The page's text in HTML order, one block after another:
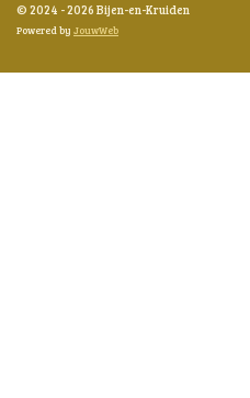
© 2024 - 2026 Bijen-en-Kruiden
Powered by JouwWeb